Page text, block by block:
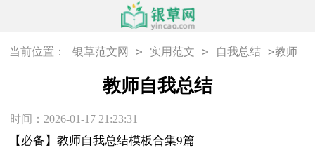
当前位置： 银草范文网 > 实用范文 > 自我总结 >教师
教师自我总结
时间：2026-01-17 21:23:31
【必备】教师自我总结模板合集9篇